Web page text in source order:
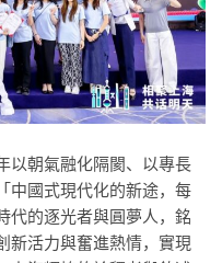
以朝氣融化隔閡、以專長
中國式現代化的新途，每
代的逐光者與圓夢人，銘
新活力與奮進熱情，實現